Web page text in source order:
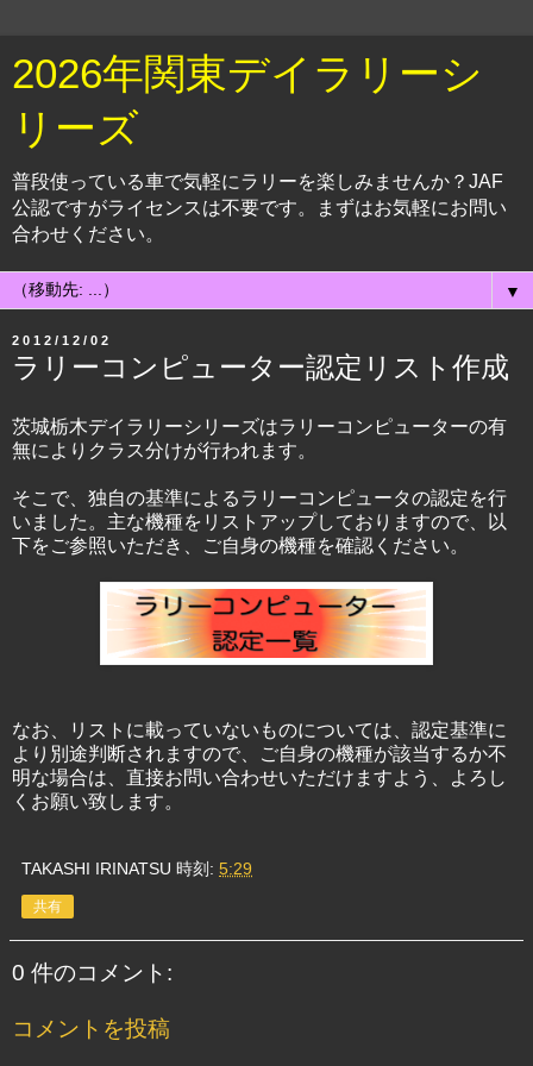
2026年関東デイラリーシ
リーズ
普段使っている車で気軽にラリーを楽しみませんか？JAF
公認ですがライセンスは不要です。まずはお気軽にお問い
合わせください。
▼
2012/12/02
ラリーコンピューター認定リスト作成
茨城栃木デイラリーシリーズはラリーコンピューターの有
無によりクラス分けが行われます。
そこで、独自の基準によるラリーコンピュータの認定を行
いました。主な機種をリストアップしておりますので、以
下をご参照いただき、ご自身の機種を確認ください。
なお、リストに載っていないものについては、認定基準に
より別途判断されますので、ご自身の機種が該当するか不
明な場合は、直接お問い合わせいただけますよう、よろし
くお願い致します。
TAKASHI IRINATSU 時刻: 5:29
共有
0 件のコメント:
コメントを投稿